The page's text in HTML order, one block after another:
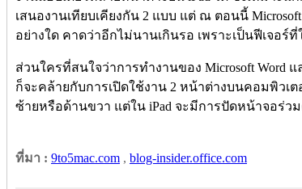
เสนองานเทียบเคียงกัน 2 แบบ แต่ ณ ตอนนี้
อย่างใด คาดว่าอีกไม่นานเกินรอ เพราะเป็นฟีเจอ
ส่วนใครที่สนใจว่าการทำงานของ Microsoft Word
ก็จะคล้ายกับการเปิดใช้งาน 2 หน้าต่างบนคอมพิว
ซ้ายหรือด้านขวา แต่ใน iPad จะมีการปัดหน้าจอร่ว
ที่มา : 9to5mac.com , blog-insider.office.com